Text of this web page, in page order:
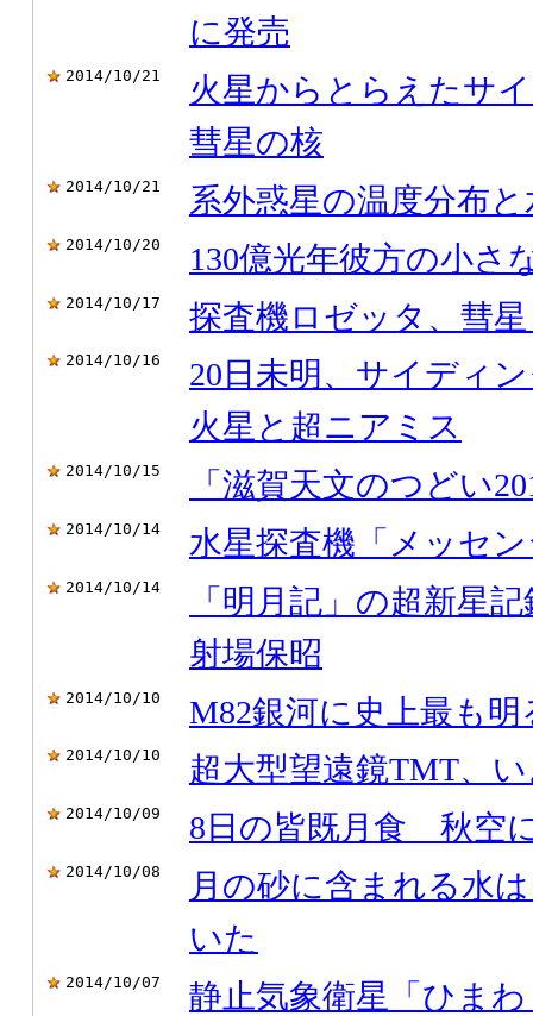
に発売
2014/10/21
火星からとらえたサ
彗星の核
2014/10/21 系外惑星の温度分布
2014/10/20 130億光年彼方の小さ
2014/10/17 探査機ロゼッタ、彗
2014/10/16
20日未明、サイディ
火星と超ニアミス
2014/10/15 「滋賀天文のつどい
2014/10/14 水星探査機「メッセ
2014/10/14
「明月記」の超新星
射場保昭
2014/10/10 M82銀河に史上最も
2014/10/10 超大型望遠鏡TMT、
2014/10/09 8日の皆既月食 秋空
2014/10/08
月の砂に含まれる水
いた
2014/10/07
静止気象衛星「ひま